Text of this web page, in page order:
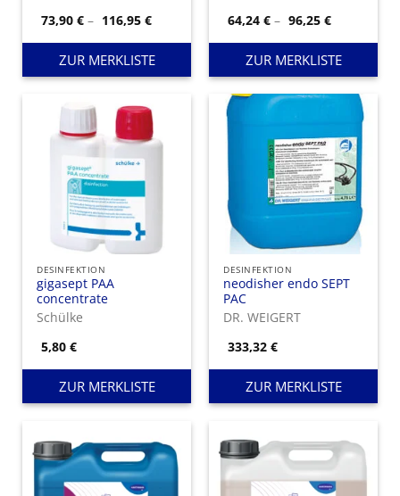
73,90€ – 116,95€Preisspanne:
73,90 €
bis
116,95 €
ZUR MERKLISTE
sehr guten
64,24€ – 96,25€
64,24 €
bis
96,25 €
ZUR MERKLISTE
DESINFEKTION
gigasept PAA
concentrate
Schülke
5,80€
ZUR MERKLISTE
DESINFEKTION
neodisher endo SEPT
PAC
DR. WEIGERT
333,32€
ZUR MERKLISTE